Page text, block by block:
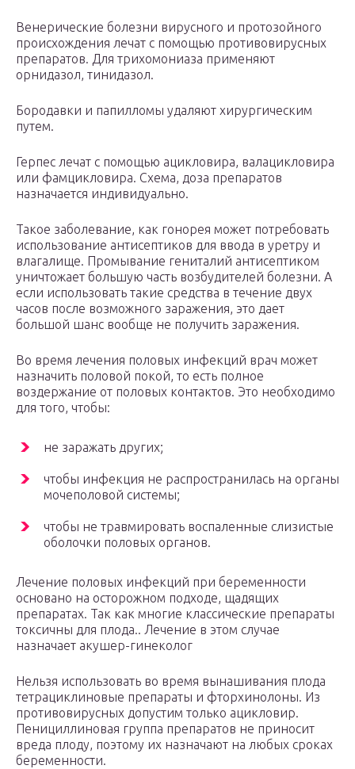
Венерические болезни вирусного и протозойного
происхождения лечат с помощью противовирусных
препаратов. Для трихомониаза применяют
орнидазол, тинидазол.
Бородавки и папилломы удаляют хирургическим
путем.
Герпес лечат с помощью ацикловира, валацикловира
или фамцикловира. Схема, доза препаратов
назначается индивидуально.
Такое заболевание, как гонорея может потребовать
использование антисептиков для ввода в уретру и
влагалище. Промывание гениталий антисептиком
уничтожает большую часть возбудителей болезни. А
если использовать такие средства в течение двух
часов после возможного заражения, это дает
большой шанс вообще не получить заражения.
Во время лечения половых инфекций врач может
назначить половой покой, то есть полное
воздержание от половых контактов. Это необходимо
для того, чтобы:
не заражать других;
чтобы инфекция не распространилась на органы
мочеполовой системы;
чтобы не травмировать воспаленные слизистые
оболочки половых органов.
Лечение половых инфекций при беременности
основано на осторожном подходе, щадящих
препаратах. Так как многие классические препараты
токсичны для плода.. Лечение в этом случае
назначает акушер-гинеколог
Нельзя использовать во время вынашивания плода
тетрациклиновые препараты и фторхинолоны. Из
противовирусных допустим только ацикловир.
Пенициллиновая группа препаратов не приносит
вреда плоду, поэтому их назначают на любых сроках
беременности.